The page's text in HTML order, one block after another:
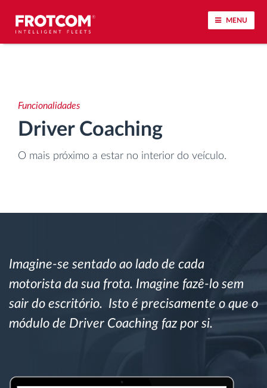
MENU
Monitorização dos tempos de condução
Descarga remota de tacógrafo
Gestão de Combustível
Planeamento e monitorização de rotas
Ver todas as funcionalidades
Funcionalidades
Driver Coaching
O mais próximo a estar no interior do veículo.
Imagine-se sentado ao lado de cada
motorista da sua frota. Imagine fazê-lo sem
sair do escritório. Isto é precisamente o que o
módulo de Driver Coaching faz por si.